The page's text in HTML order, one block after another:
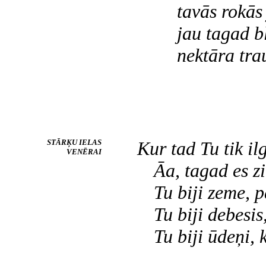
tavās
jau tagad
nektāra
STĀRĶU IELAS
VENĒRAI
Kur tad Tu tik
Āa, tagad es
Tu biji zeme,
Tu biji
Tu biji ūdeņi,